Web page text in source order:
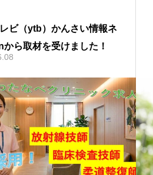
ビ（ytb）かんさい情報ネ
から取材を受けました！